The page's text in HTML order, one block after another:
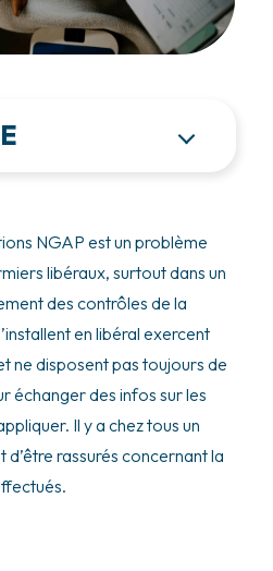
NGAP est un problème
libéraux, surtout dans un
des contrôles de la
en libéral exercent
ne disposent pas toujours de
échanger des infos sur les
Il y a chez tous un
d’être rassurés concernant la